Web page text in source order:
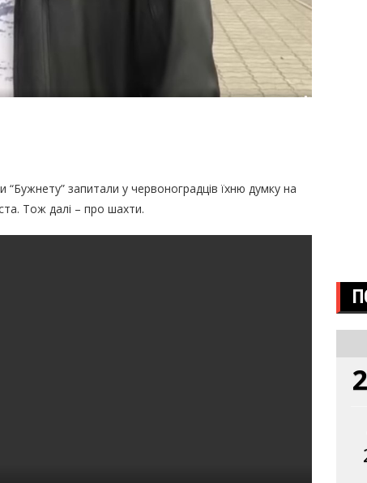
“Бужнету” запитали у червоноградців їхню думку на
Тож далі – про шахти.